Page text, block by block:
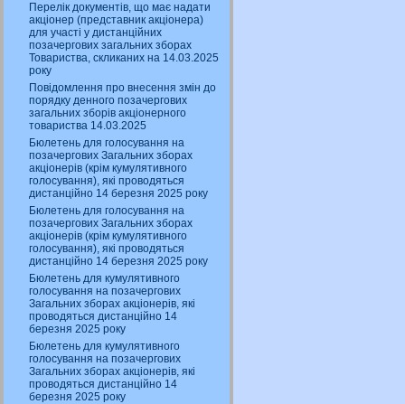
Перелік документів, що має надати
акціонер (представник акціонера)
для участі у дистанційних
позачергових загальних зборах
Товариства, скликаних на 14.03.2025
року
Повідомлення про внесення змін до
порядку денного позачергових
загальних зборів акціонерного
товариства 14.03.2025
Бюлетень для голосування на
позачергових Загальних зборах
акціонерів (крім кумулятивного
голосування), які проводяться
дистанційно 14 березня 2025 року
Бюлетень для голосування на
позачергових Загальних зборах
акціонерів (крім кумулятивного
голосування), які проводяться
дистанційно 14 березня 2025 року
Бюлетень для кумулятивного
голосування на позачергових
Загальних зборах акціонерів, які
проводяться дистанційно 14
березня 2025 року
Бюлетень для кумулятивного
голосування на позачергових
Загальних зборах акціонерів, які
проводяться дистанційно 14
березня 2025 року